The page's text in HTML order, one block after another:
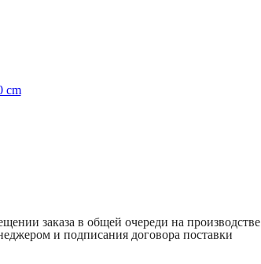
заказа в общей очереди на производстве
и подписания договора поставки